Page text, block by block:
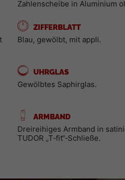
Zahlenscheibe in Aluminium
ZIFFERBLATT
Blau, gewölbt, mit appli.
UHRGLAS
Gewölbtes Saphirglas.
ARMBAND
Dreireihiges Armband in
TUDOR „T‑fit“‑Schließe.